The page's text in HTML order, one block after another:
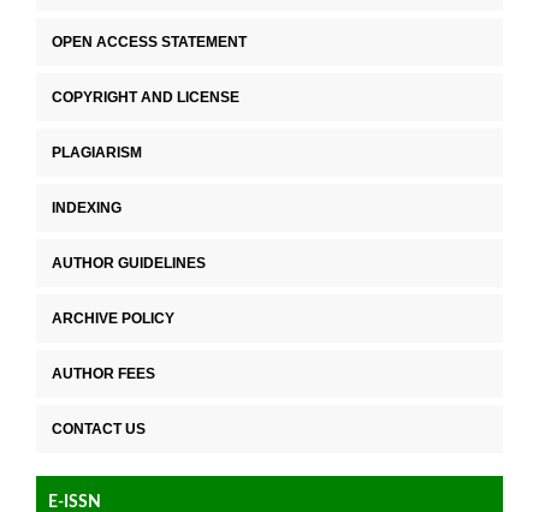
OPEN ACCESS STATEMENT
COPYRIGHT AND LICENSE
PLAGIARISM
INDEXING
AUTHOR GUIDELINES
ARCHIVE POLICY
AUTHOR FEES
CONTACT US
E-ISSN